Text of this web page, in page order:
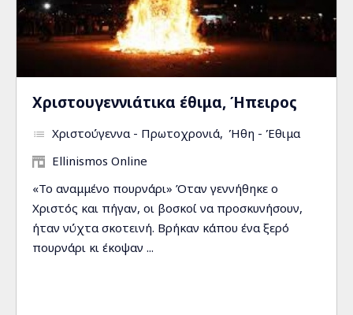
Χριστουγεννιάτικα έθιμα, Ήπειρος
Χριστούγεννα - Πρωτοχρονιά Ήθη - Έθιμα
Ellinismos Online
«Το αναμμένο πουρνάρι» Όταν γεννήθηκε ο
Χριστός και πήγαν, οι βοσκοί να προσκυνήσουν,
ήταν νύχτα σκοτεινή. Βρήκαν κάπου ένα ξερό
πουρνάρι κι έκοψαν ...